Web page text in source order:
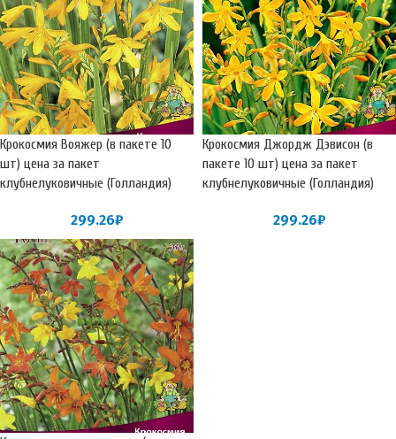
Крокосмия Вояжер (в пакете 10
шт) цена за пакет
клубнелуковичные (Голландия)
299.26₽
Крокосмия Джордж Дэвисон (в
пакете 10 шт) цена за пакет
клубнелуковичные (Голландия)
299.26₽